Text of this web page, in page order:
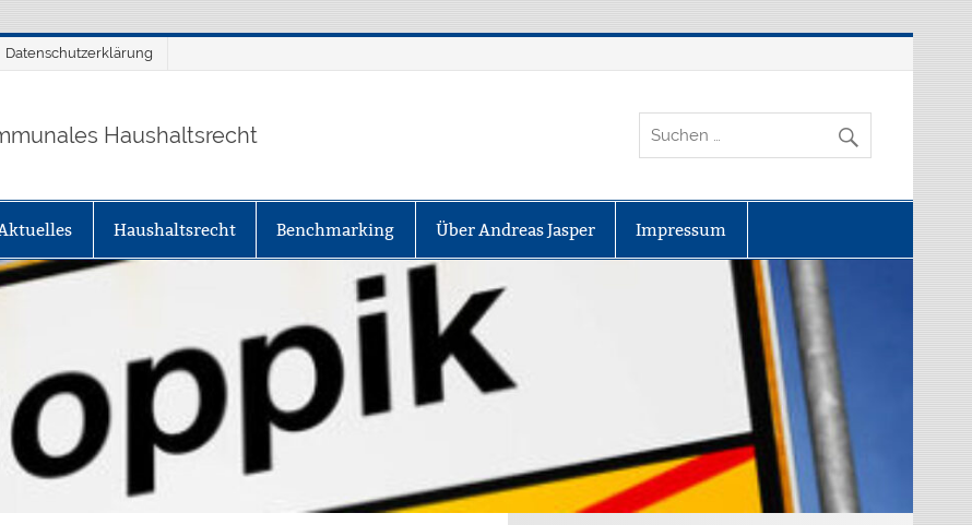
Datenschutzerklärung
Haushaltsrecht
Haushaltsrecht Benchmarking Über Andreas Jasper Impressum